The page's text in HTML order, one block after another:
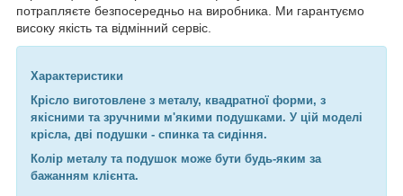
потрапляєте безпосередньо на виробника. Ми гарантуємо
високу якість та відмінний сервіс.
Характеристики
Крісло виготовлене з металу, квадратної форми, з
якісними та зручними м'якими подушками. У цій моделі
крісла, дві подушки - спинка та сидіння.
Колір металу та подушок може бути будь-яким за
бажанням клієнта.